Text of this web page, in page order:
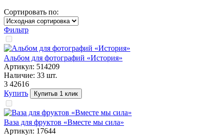
Сортировать по:
Фильтр
Альбом для фотографий «История»
Артикул: 514209
Наличие: 33 шт.
3 42616
Купить
Купитьв 1 клик
Ваза для фруктов «Вместе мы сила»
Артикул: 17644